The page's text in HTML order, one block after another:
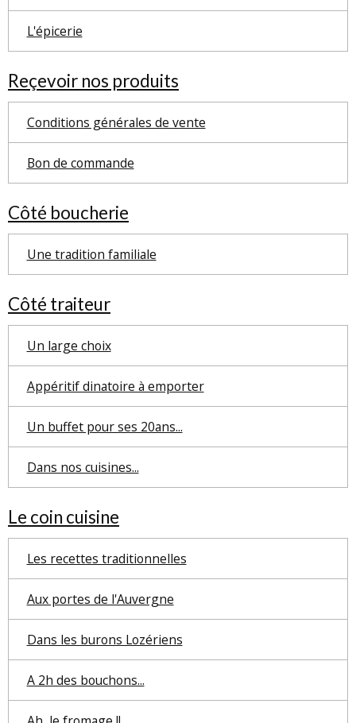
L'épicerie
Reçevoir nos produits
Conditions générales de vente
Bon de commande
Côté boucherie
Une tradition familiale
Côté traiteur
Un large choix
Appéritif dinatoire à emporter
Un buffet pour ses 20ans...
Dans nos cuisines...
Le coin cuisine
Les recettes traditionnelles
Aux portes de l'Auvergne
Dans les burons Lozériens
A 2h des bouchons...